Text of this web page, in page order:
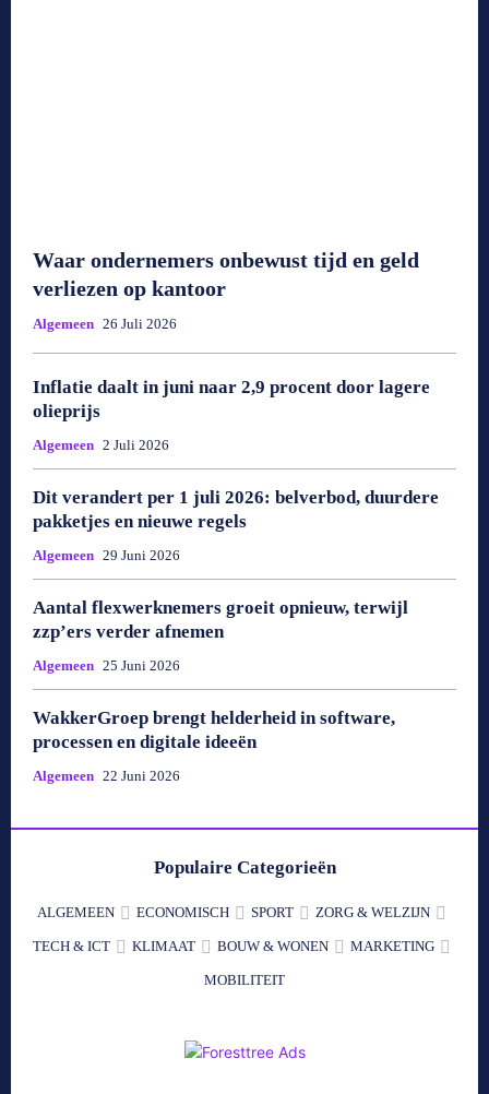
Waar ondernemers onbewust tijd en geld
verliezen op kantoor
Algemeen 26 Juli 2026
Inflatie daalt in juni naar 2,9 procent door lagere
olieprijs
Algemeen 2 Juli 2026
Dit verandert per 1 juli 2026: belverbod, duurdere
pakketjes en nieuwe regels
Algemeen 29 Juni 2026
Aantal flexwerknemers groeit opnieuw, terwijl
zzp’ers verder afnemen
Algemeen 25 Juni 2026
WakkerGroep brengt helderheid in software,
processen en digitale ideeën
Algemeen 22 Juni 2026
Populaire Categorieën
ALGEMEEN ECONOMISCH SPORT ZORG & WELZIJN
TECH & ICT KLIMAAT BOUW & WONEN MARKETING
MOBILITEIT